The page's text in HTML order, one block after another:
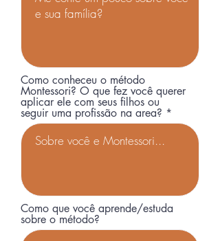
Como conheceu o método
Montessori? O que fez você querer
aplicar ele com seus filhos ou
seguir uma profissão na area?
Como que você aprende/estuda
sobre o método?